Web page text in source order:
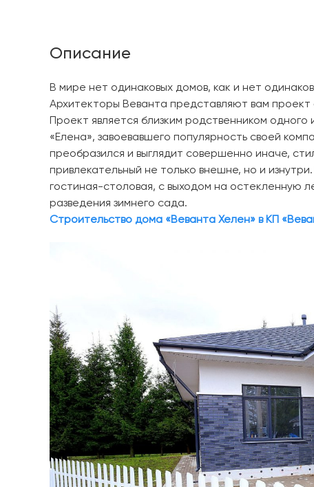
Описание
В мире нет одинаковых домов, как и нет
Архитекторы Веванта представляют вам
Проект является близким родственником
«Елена», завоевавшего популярность своей
преобразился и выглядит совершенно иначе,
привлекательный не только внешне, но и
гостиная-столовая, с выходом на остекленную
разведения зимнего сада.
Строительство дома «Веванта Хелен» в КП